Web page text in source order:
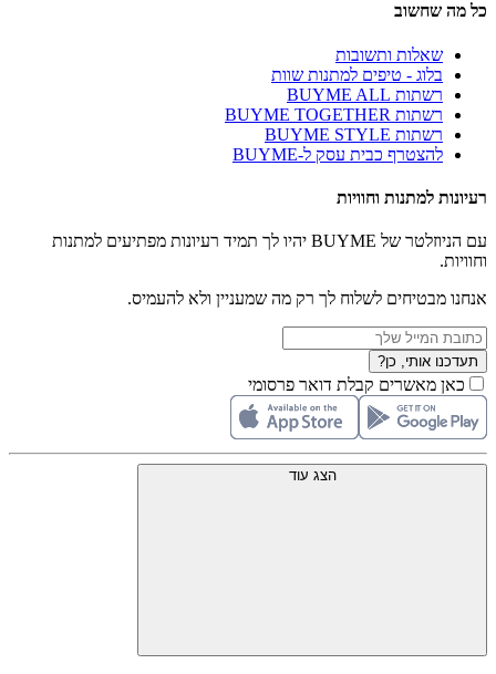
כל מה שחשוב
שאלות ותשובות
בלוג - טיפים למתנות שוות
רשתות BUYME ALL
רשתות BUYME TOGETHER
רשתות BUYME STYLE
להצטרף כבית עסק ל-BUYME
רעיונות למתנות וחוויות
עם הניוזלטר של BUYME יהיו לך תמיד רעיונות מפתיעים למתנות
וחוויות.
אנחנו מבטיחים לשלוח לך רק מה שמעניין ולא להעמיס.
תעדכנו אותי, כן?
כאן מאשרים קבלת דואר פרסומי
הצג עוד